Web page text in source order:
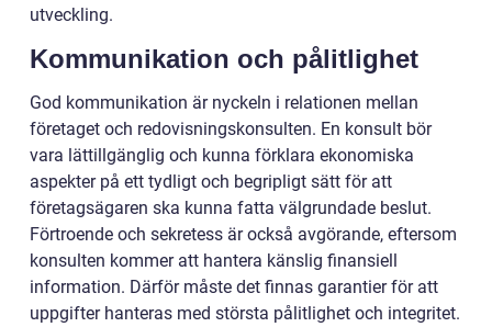
utveckling.
Kommunikation och pålitlighet
God kommunikation är nyckeln i relationen mellan
företaget och redovisningskonsulten. En konsult bör
vara lättillgänglig och kunna förklara ekonomiska
aspekter på ett tydligt och begripligt sätt för att
företagsägaren ska kunna fatta välgrundade beslut.
Förtroende och sekretess är också avgörande, eftersom
konsulten kommer att hantera känslig finansiell
information. Därför måste det finnas garantier för att
uppgifter hanteras med största pålitlighet och integritet.